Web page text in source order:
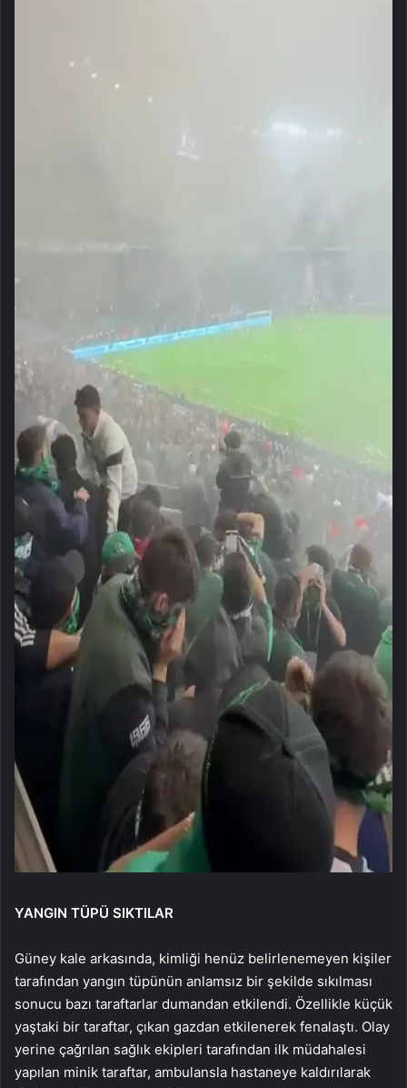
YANGIN TÜPÜ SIKTILAR
Güney kale arkasında, kimliği henüz belirlenemeyen kişiler
tarafından yangın tüpünün anlamsız bir şekilde sıkılması
sonucu bazı taraftarlar dumandan etkilendi. Özellikle küçük
yaştaki bir taraftar, çıkan gazdan etkilenerek fenalaştı. Olay
yerine çağrılan sağlık ekipleri tarafından ilk müdahalesi
yapılan minik taraftar, ambulansla hastaneye kaldırılarak